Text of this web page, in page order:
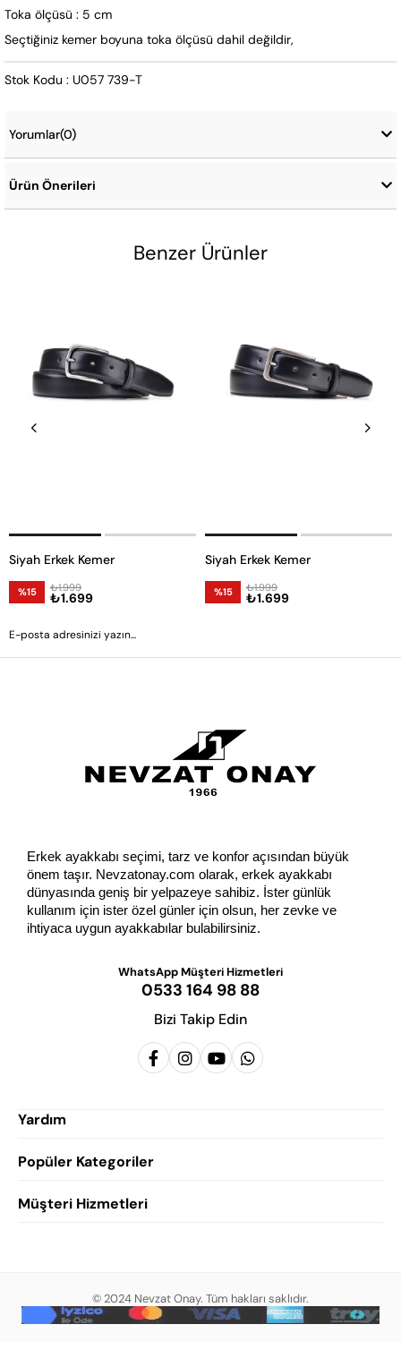
Toka ölçüsü : 5 cm
Seçtiğiniz kemer boyuna toka ölçüsü dahil değildir,
Stok Kodu : U057 739-T
Yorumlar(0)
Ürün Önerileri
Benzer Ürünler
Siyah Erkek Kemer
%15 ₺1.699
₺1.999
Siyah Erkek Kemer
%15 ₺1.699
₺1.999
Erkek ayakkabı seçimi, tarz ve konfor açısından büyük
önem taşır. Nevzatonay.com olarak, erkek ayakkabı
dünyasında geniş bir yelpazeye sahibiz. İster günlük
kullanım için ister özel günler için olsun, her zevke ve
ihtiyaca uygun ayakkabılar bulabilirsiniz.
WhatsApp Müşteri Hizmetleri
0533 164 98 88
Bizi Takip Edin
Yardım
Hakkımızda
Popüler Kategoriler
Erkek Klasik Ayakkabı
Erkek Günlük Ayakkabı
Erkek Sandalet
Müşteri Hizmetleri
Mesafeli Satış Sözleşmesi
© 2024 Nevzat Onay. Tüm hakları saklıdır.